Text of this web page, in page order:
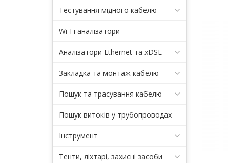
Тестування мідного кабелю
Wi-Fi аналізатори
Аналізатори Ethernet та xDSL
Закладка та монтаж кабелю
Пошук та трасування кабелю
Пошук витоків у трубопроводах
Інструмент
Тенти, ліхтарі, захисні засоби